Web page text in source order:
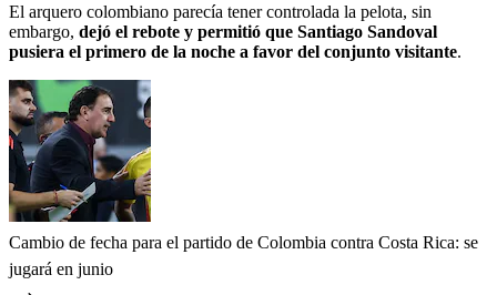
El arquero colombiano parecía tener controlada la pelota, sin
embargo, dejó el rebote y permitió que Santiago Sandoval
pusiera el primero de la noche a favor del conjunto visitante.
Cambio de fecha para el partido de Colombia contra Costa Rica: se
jugará en junio